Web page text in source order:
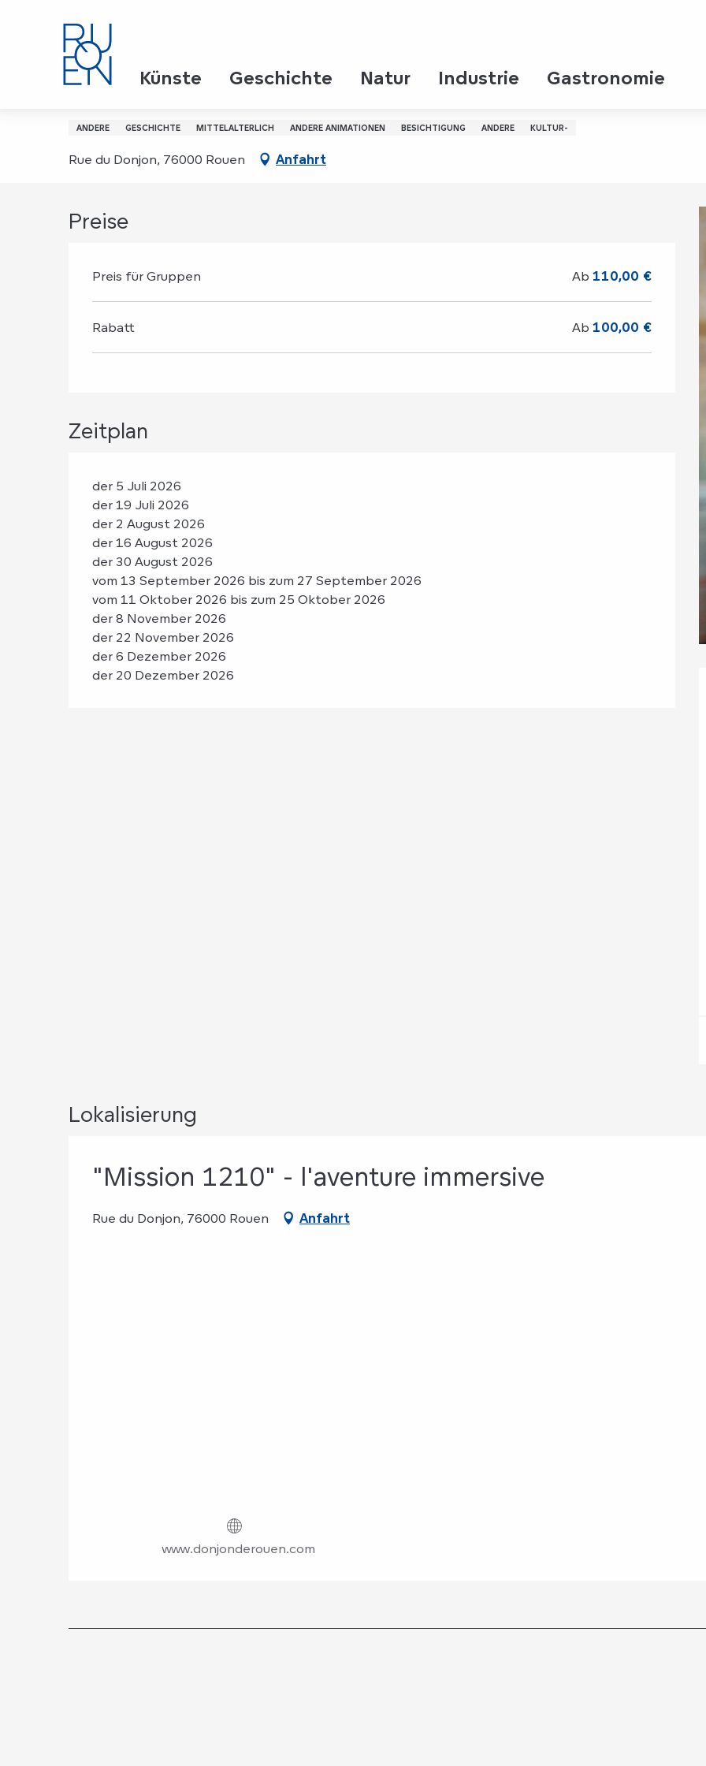
Künste Geschichte Natur Industrie Gastronomie
Sonntag 16. august / Sonntag 30. august / ...
ANDERE GESCHICHTE MITTELALTERLICH ANDERE ANIMATIONEN BESICHTIGUNG ANDERE KULTUR-
Rue du Donjon, 76000 Rouen Anfahrt
Preise
Preis für Gruppen Ab110,00 €
Rabatt Ab100,00 €
Zeitplan
der 5 Juli 2026
der 19 Juli 2026
der 2 August 2026
der 16 August 2026
der 30 August 2026
vom 13 September 2026 bis zum 27 September 2026
vom 11 Oktober 2026 bis zum 25 Oktober 2026
der 8 November 2026
der 22 November 2026
der 6 Dezember 2026
der 20 Dezember 2026
Lokalisierung
"Mission 1210" - l'aventure immersive
Rue du Donjon, 76000 Rouen Anfahrt
www.donjonderouen.com